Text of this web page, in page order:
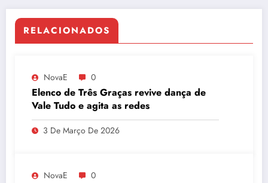
RELACIONADOS
NovaE 0
Elenco de Três Graças revive dança de
Vale Tudo e agita as redes
3 De Março De 2026
NovaE 0